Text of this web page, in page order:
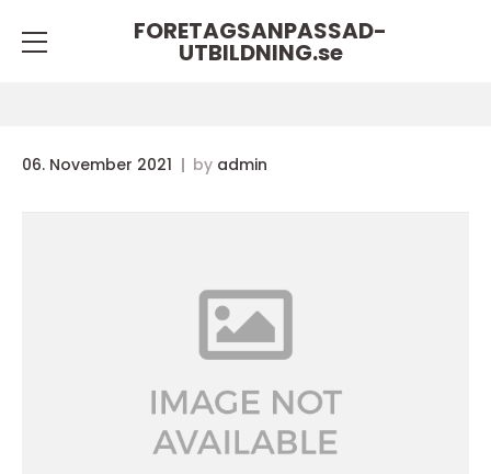
FORETAGSANPASSAD-
UTBILDNING.se
06. November 2021 by admin